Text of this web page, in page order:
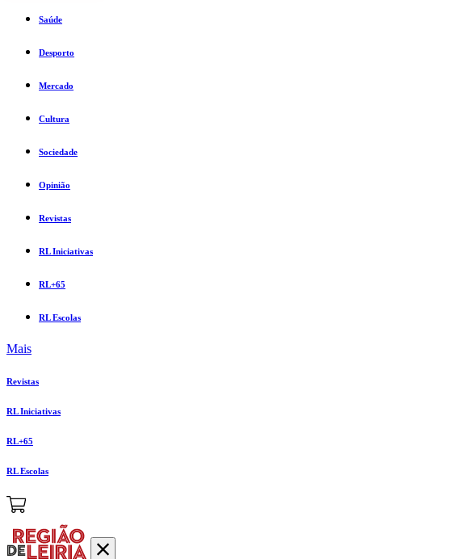
Saúde
Desporto
Mercado
Cultura
Sociedade
Opinião
Revistas
RL Iniciativas
RL+65
RL Escolas
Mais
Revistas
RL Iniciativas
RL+65
RL Escolas